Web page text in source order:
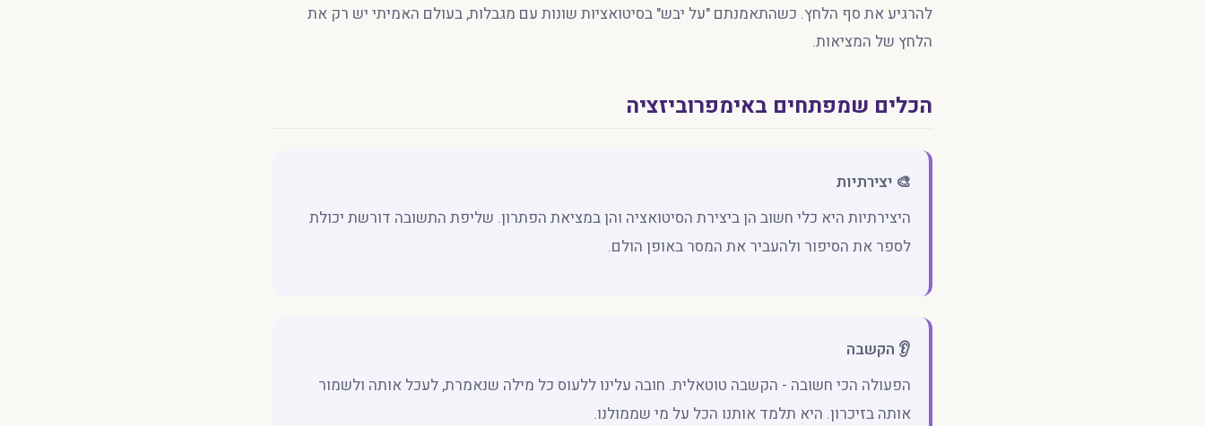
להרגיע את סף הלחץ. כשהתאמנתם "על יבש" בסיטואציות שונות עם מגבלות, בעולם האמיתי יש רק את
הלחץ של המציאות.
הכלים שמפתחים באימפרוביזציה
🎨 יצירתיות
היצירתיות היא כלי חשוב הן ביצירת הסיטואציה והן במציאת הפתרון. שליפת התשובה דורשת יכולת
לספר את הסיפור ולהעביר את המסר באופן הולם.
👂 הקשבה
הפעולה הכי חשובה - הקשבה טוטאלית. חובה עלינו ללעוס כל מילה שנאמרת, לעכל אותה ולשמור
אותה בזיכרון. היא תלמד אותנו הכל על מי שממולנו.